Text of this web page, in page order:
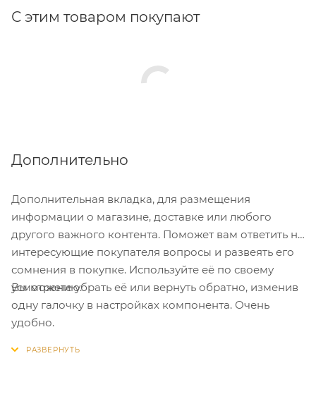
С этим товаром покупают
Дополнительно
Дополнительная вкладка, для размещения
информации о магазине, доставке или любого
другого важного контента. Поможет вам ответить на
интересующие покупателя вопросы и развеять его
сомнения в покупке. Используйте её по своему
усмотрению.
Вы можете убрать её или вернуть обратно, изменив
одну галочку в настройках компонента. Очень
удобно.